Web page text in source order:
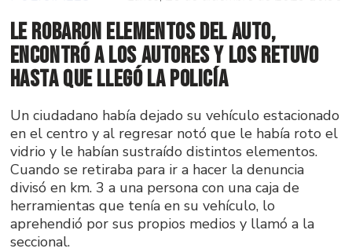
Le robaron elementos del auto,
encontró a los autores y los retuvo
hasta que llegó la policía
Un ciudadano había dejado su vehículo estacionado
en el centro y al regresar notó que le había roto el
vidrio y le habían sustraído distintos elementos.
Cuando se retiraba para ir a hacer la denuncia
divisó en km. 3 a una persona con una caja de
herramientas que tenía en su vehículo, lo
aprehendió por sus propios medios y llamó a la
seccional.